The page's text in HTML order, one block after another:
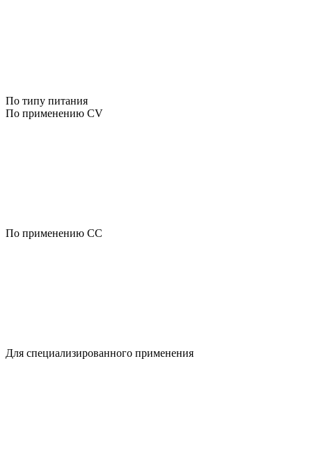
По типу питания
По применению CV
По применению CC
Для специализированного применения